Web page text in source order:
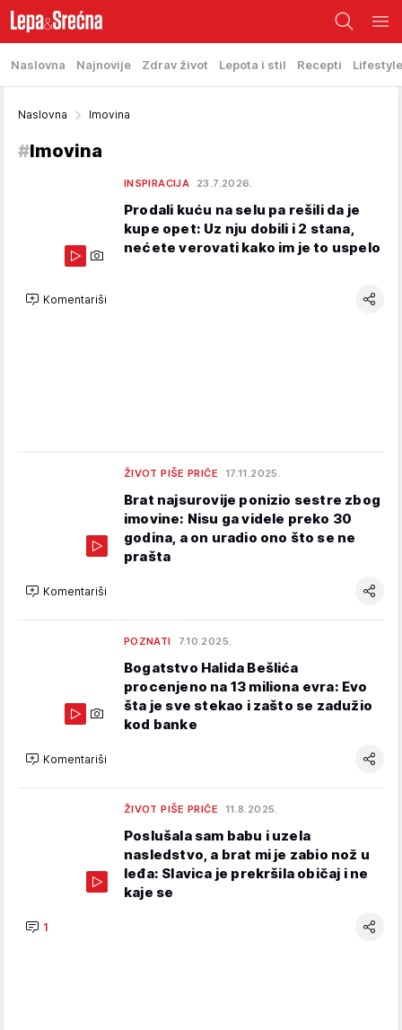
Naslovna Najnovije Zdrav život Lepota i stil Recepti Lifestyle
Naslovna Imovina
#Imovina
INSPIRACIJA 23.7.2026.
Prodali kuću na selu pa rešili da je
kupe opet: Uz nju dobili i 2 stana,
nećete verovati kako im je to uspelo
Komentariši
ŽIVOT PIŠE PRIČE 17.11.2025.
Brat najsurovije ponizio sestre zbog
imovine: Nisu ga videle preko 30
godina, a on uradio ono što se ne
prašta
Komentariši
POZNATI 7.10.2025.
Bogatstvo Halida Bešlića
procenjeno na 13 miliona evra: Evo
šta je sve stekao i zašto se zadužio
kod banke
Komentariši
ŽIVOT PIŠE PRIČE 11.8.2025.
Poslušala sam babu i uzela
nasledstvo, a brat mi je zabio nož u
leđa: Slavica je prekršila običaj i ne
kaje se
1